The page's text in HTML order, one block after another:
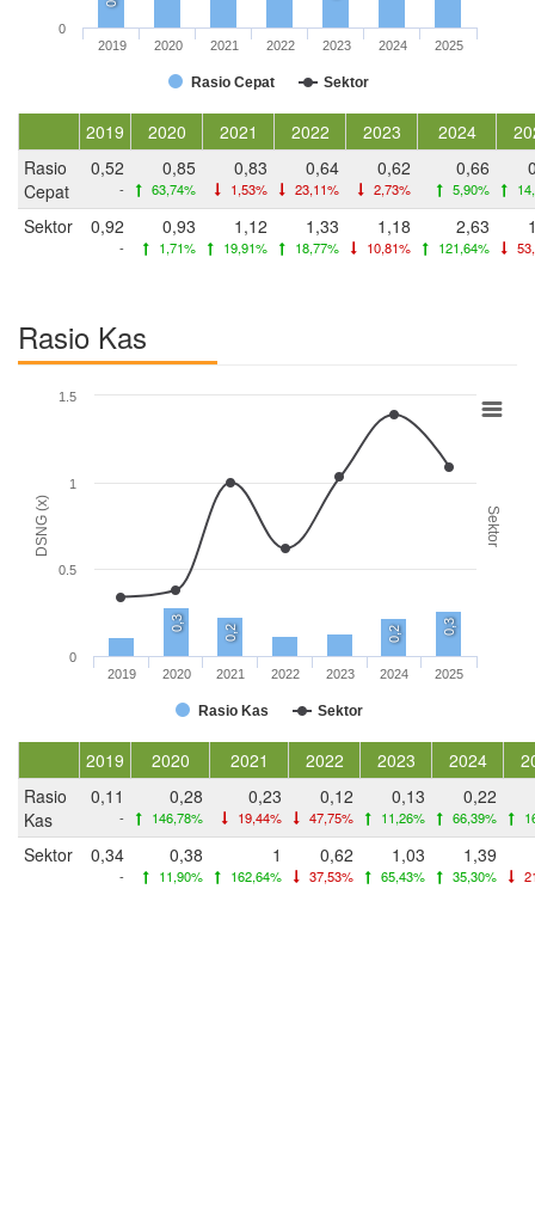
Rasio Cepat Sektor
2019 2020 2021 2022 2023 2024 2025
0
2019 2020 2021 2022 2023 2024
Rasio
Cepat
0,52
-
0,85
63,74%
0,83
1,53%
0,64
23,11%
0,62
2,73%
0,66
5,90%
Sektor 0,92
-
0,93
1,71%
1,12
19,91%
1,33
18,77%
1,18
10,81%
2,63
121,64%
Rasio Kas
DSNG (x) Sektor
0,3
0,2 0,2 0,3
Rasio Kas Sektor
2019 2020 2021 2022 2023 2024 2025
0
0.5
1
1.5
2019 2020 2021 2022 2023 2024
Rasio
Kas
0,11
-
0,28
146,78%
0,23
19,44%
0,12
47,75%
0,13
11,26%
0,22
66,39%
Sektor 0,34
-
0,38
11,90%
1
162,64%
0,62
37,53%
1,03
65,43%
1,39
35,30%